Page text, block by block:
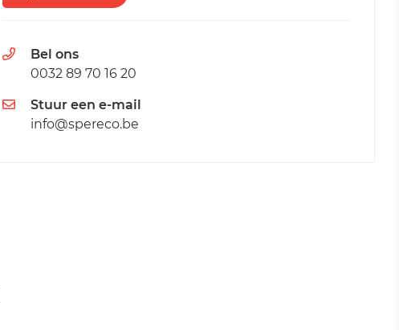
Bel ons
0032 89 70 16 20
Stuur een e-mail
info@spereco.be